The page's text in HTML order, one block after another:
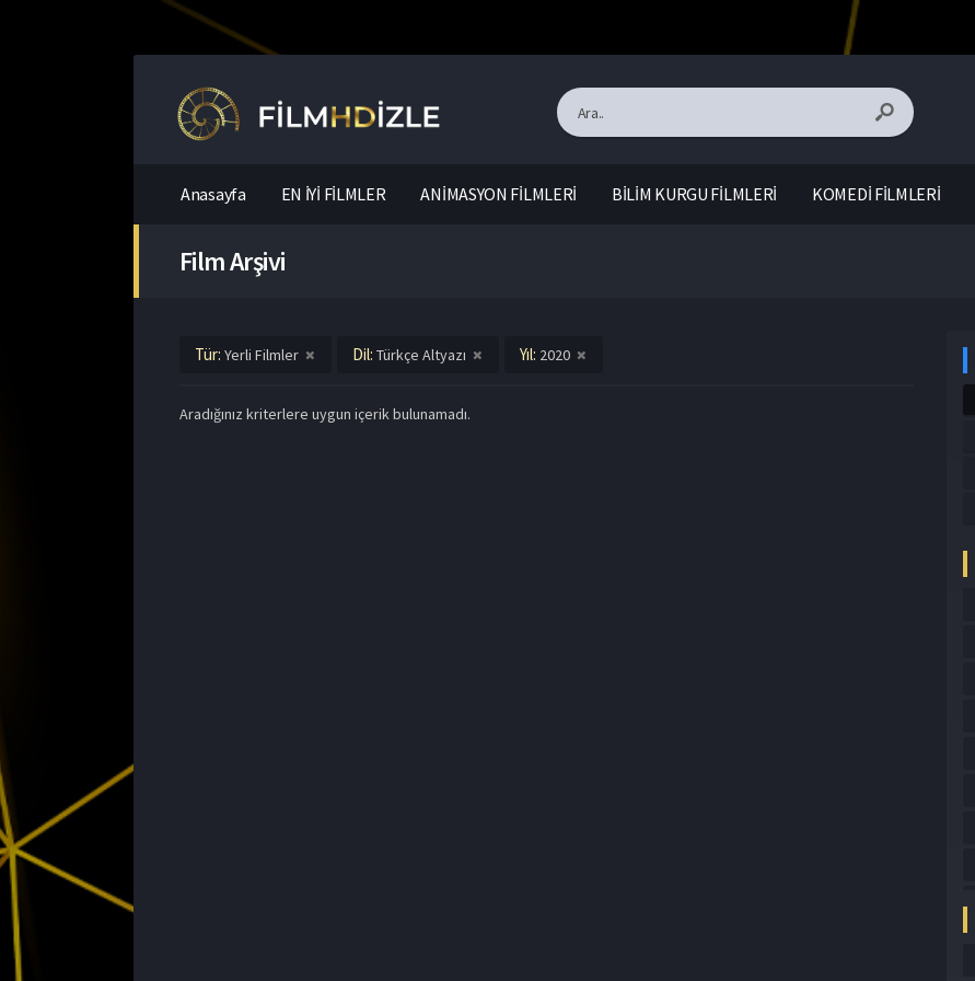
Anasayfa EN İYİ FİLMLER ANİMASYON FİLMLERİ BİLİM KURGU FİLMLERİ KOMEDİ FİLMLERİ
Film Arşivi
Tür: Yerli Filmler Dil: Türkçe Altyazı Yıl: 2020
Aradığınız kriterlere uygun içerik bulunamadı.